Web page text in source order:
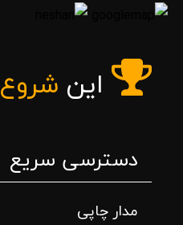
این شروع
دسترسی سریع
مدار چاپی